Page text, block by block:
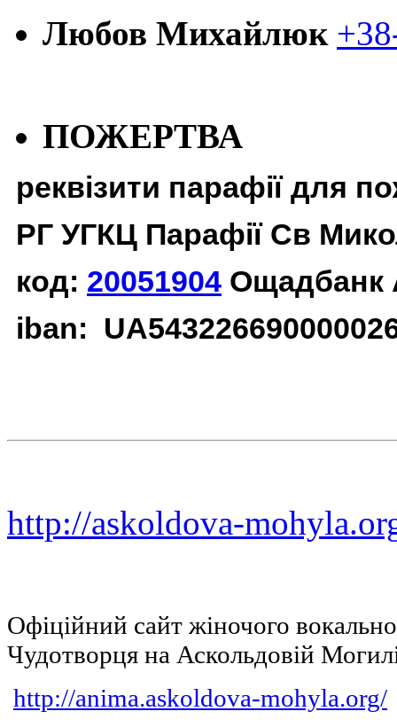
Любов Михайлюк
ПОЖЕРТВА
реквізити парафії для
РГ УГКЦ Парафії Св
код: 20051904 Ощадбанк
iban:
http://askoldova-
Офіційний сайт жіночого
Чудотворця на Аскольдовій
http://anima.askoldova-mohyla.org/